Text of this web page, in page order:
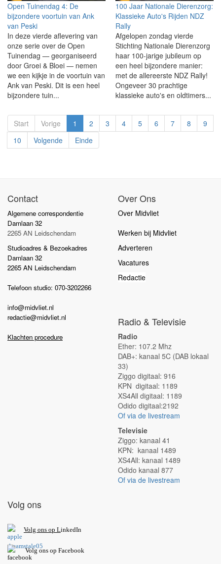
Open Tuinendag 4: De
bijzondere voortuin van Ank
van Peski
In deze vierde aflevering van
onze serie over de Open
Tuinendag — georganiseerd
door Groei & Bloei — nemen
we een kijkje in de voortuin van
Ank van Peski. Dit is een heel
bijzondere tuin...
100 Jaar Nationale Dierenzorg:
Klassieke Auto's Rijden NDZ
Rally
Afgelopen zondag vierde
Stichting Nationale Dierenzorg
haar 100-jarige jubileum op
een heel bijzondere manier:
met de allereerste NDZ Rally!
Ongeveer 30 prachtige
klassieke auto's en oldtimers...
Start Vorige 1 2 3 4 5 6 7 8
9
10
Volgende Einde
Contact
Algemene correspondentie
Damlaan 32
2265 AN Leidschendam
Studioadres & Bezoekadres
Damlaan 32
2265 AN Leidschendam
Telefoon studio: 070-3202266
info@midvliet.nl
redactie@midvliet.nl
Klachten procedure
Over Ons
Over Midvliet
Werken bij Midvliet
Adverteren
Vacatures
Redactie
Radio & Televisie
Radio
Ether: 107.2 Mhz
DAB+: kanaal 5C (DAB lokaal
33)
Ziggo digitaal: 916
KPN digitaal: 1189
XS4All digitaal: 1189
Odido digitaal:2192
Of via de livestream
Televisie
Ziggo: kanaal 41
KPN: kanaal 1489
XS4All: kanaal 1489
Odido kanaal 877
Of via de livestream
Volg ons
Volg ons op LinkedIn
Volg ons op Facebook